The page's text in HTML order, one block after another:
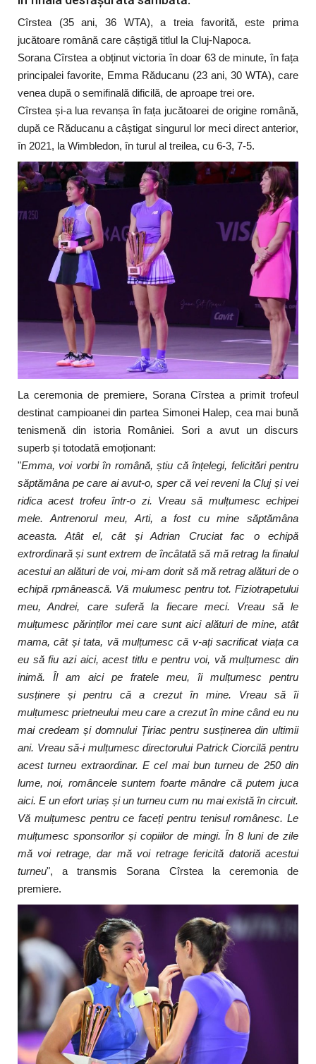
Cîrstea (35 ani, 36 WTA), a treia favorită, este prima
jucătoare română care câștigă titlul la Cluj-Napoca.
Sorana Cîrstea a obținut victoria în doar 63 de minute, în fața
principalei favorite, Emma Răducanu (23 ani, 30 WTA), care
venea după o semifinală dificilă, de aproape trei ore.
Cîrstea și-a lua revanșa în fața jucătoarei de origine română,
după ce Răducanu a câștigat singurul lor meci direct anterior,
în 2021, la Wimbledon, în turul al treilea, cu 6-3, 7-5.
La ceremonia de premiere, Sorana Cîrstea a primit trofeul
destinat campioanei din partea Simonei Halep, cea mai bună
tenismenă din istoria României. Sori a avut un discurs
superb și totodată emoționant:
"Emma, voi vorbi în română, știu că înțelegi, felicitări pentru
săptămâna pe care ai avut-o, sper că vei reveni la Cluj și vei
ridica acest trofeu într-o zi. Vreau să mulțumesc echipei
mele. Antrenorul meu, Arti, a fost cu mine săptămâna
aceasta. Atât el, cât și Adrian Cruciat fac o echipă
extrordinară și sunt extrem de încâtată să mă retrag la finalul
acestui an alături de voi, mi-am dorit să mă retrag alături de o
echipă rpmânească. Vă mulumesc pentru tot. Fiziotrapetului
meu, Andrei, care suferă la fiecare meci. Vreau să le
mulțumesc părinților mei care sunt aici alături de mine, atât
mama, cât și tata, vă mulțumesc că v-ați sacrificat viața ca
eu să fiu azi aici, acest titlu e pentru voi, vă mulțumesc din
inimă. Îl am aici pe fratele meu, îi mulțumesc pentru
susținere și pentru că a crezut în mine. Vreau să îi
mulțumesc prietneului meu care a crezut în mine când eu nu
mai credeam și domnului Țiriac pentru susținerea din ultimii
ani. Vreau să-i mulțumesc directorului Patrick Ciorcilă pentru
acest turneu extraordinar. E cel mai bun turneu de 250 din
lume, noi, româncele suntem foarte mândre că putem juca
aici. E un efort uriaș și un turneu cum nu mai există în circuit.
Vă mulțumesc pentru ce faceți pentru tenisul românesc. Le
mulțumesc sponsorilor și copiilor de mingi. În 8 luni de zile
mă voi retrage, dar mă voi retrage fericită datoriă acestui
turneu", a transmis Sorana Cîrstea la ceremonia de
premiere.